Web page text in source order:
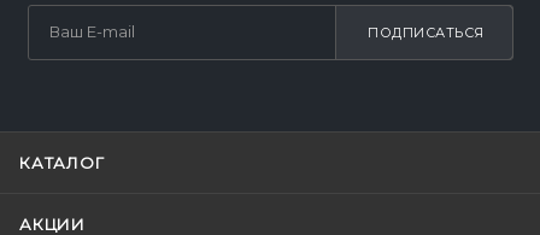
ПОДПИСАТЬСЯ
КАТАЛОГ
АКЦИИ